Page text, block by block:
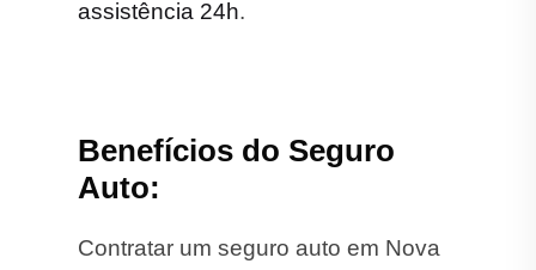
assistência 24h.
Benefícios do Seguro
Auto:
Contratar um seguro auto em Nova